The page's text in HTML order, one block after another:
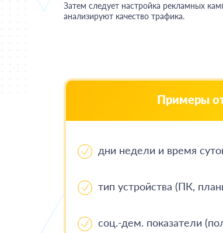
Затем следует настройка рекламных
анализируют качество трафика.
Примеры
дни недели и время
тип устройства (ПК,
соц.-дем. показатели